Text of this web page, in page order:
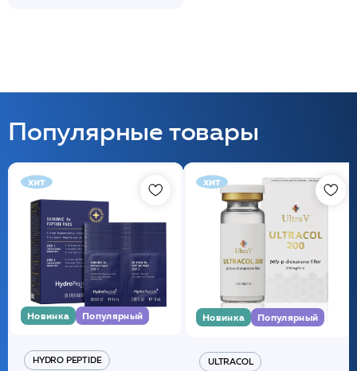
Популярные товары
хит
Новинка Популярный
HYDRO PEPTIDE
хит
Новинка Популярный
ULTRACOL